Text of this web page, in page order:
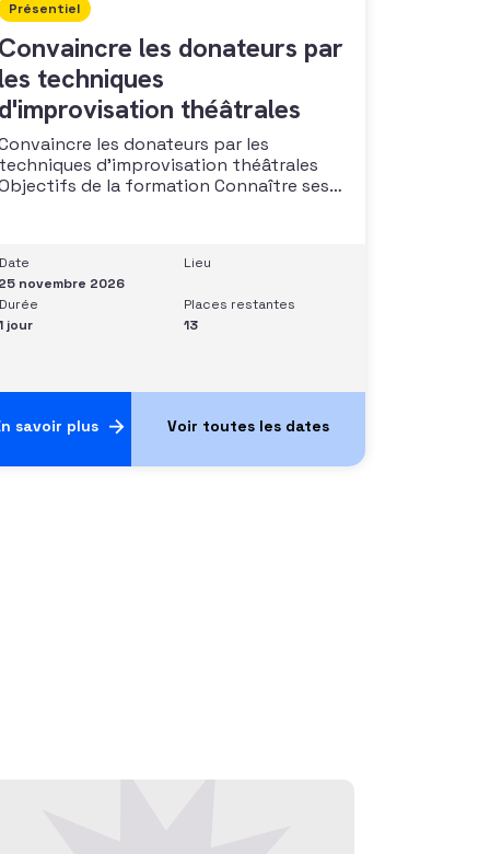
Présentiel
Convaincre les donateurs par
les techniques
d'improvisation théâtrales
les donateurs par les
techniques d’improvisation théâtrales
de la formation Connaître ses
degré de force de conviction et sur
quoi elle se fonde (mots, attitude, …),
est sa situation de
25 novembre 2026
Lieu
jour
Places restantes
13
savoir plus